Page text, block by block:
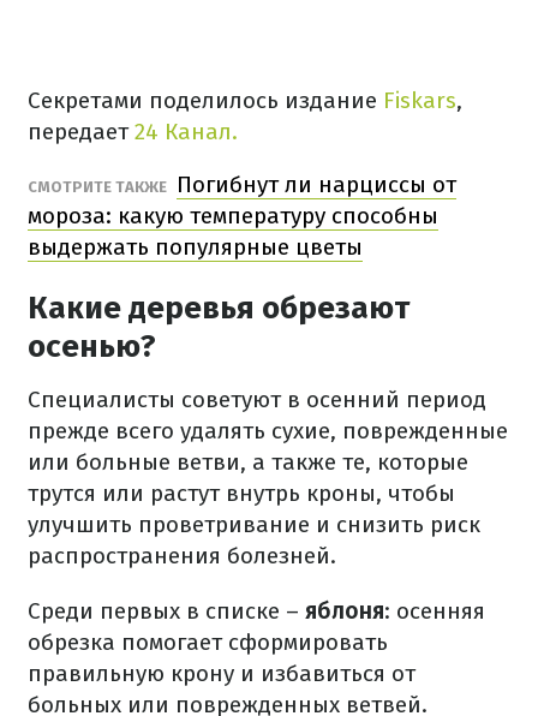
Секретами поделилось издание Fiskars,
передает24 Канал.
СМОТРИТЕ ТАКЖЕ
Погибнут ли нарциссы от
мороза: какую температуру способны
выдержать популярные цветы
Какие деревья обрезают
осенью?
Специалисты советуют в осенний период
прежде всего удалять сухие, поврежденные
или больные ветви, а также те, которые
трутся или растут внутрь кроны, чтобы
улучшить проветривание и снизить риск
распространения болезней.
Среди первых в списке – яблоня: осенняя
обрезка помогает сформировать
правильную крону и избавиться от
больных или поврежденных ветвей.